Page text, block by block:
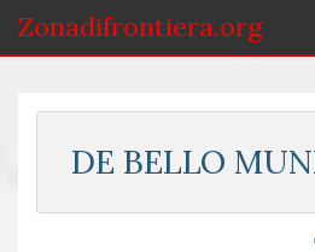
Zonadifrontiera.org
DE BELLO